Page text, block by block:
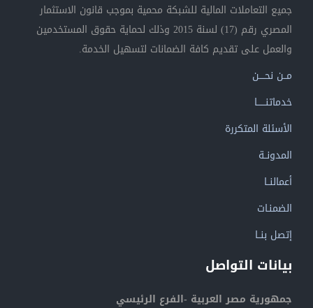
جميع التعاملات المالية للشبكة محمية بموجب قانون الاستثمار
المصري رقم (17) لسنة 2015 وذلك لحماية حقوق المستخدمين
والعمل على تقديم كافة الضمانات لتسهيل الخدمة.
مــن نحــــن
خدماتنــــــا
الأسئلة المتكررة
المدونــة
أعمالنــا
الضمنـات
إتصل بنــا
بيانات التواصل
جمهورية مصر العربية -الفرع الرئيسي